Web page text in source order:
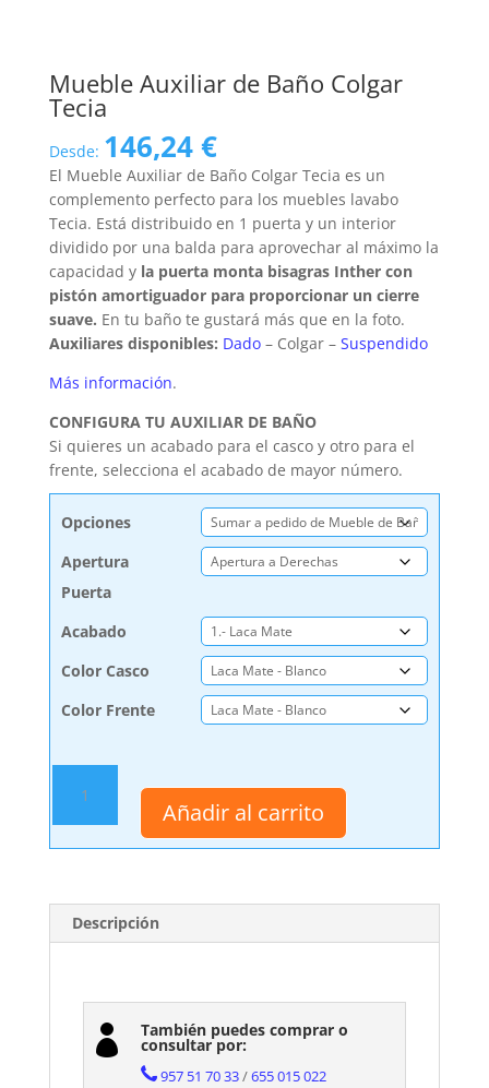
Mueble Auxiliar de Baño Colgar
Tecia
Desde: 146,24€
El Mueble Auxiliar de Baño Colgar Tecia es un
complemento perfecto para los muebles lavabo
Tecia. Está distribuido en 1 puerta y un interior
dividido por una balda para aprovechar al máximo la
capacidad y la puerta monta bisagras Inther con
pistón amortiguador para proporcionar un cierre
suave. En tu baño te gustará más que en la foto.
Auxiliares disponibles: Dado– Colgar – Suspendido
Más información.
CONFIGURA TU AUXILIAR DE BAÑO
Si quieres un acabado para el casco y otro para el
frente, selecciona el acabado de mayor número.
Opciones
Apertura
Puerta
Acabado
Color Casco
Color Frente
Auxiliar
de
Baño
cantidad
Añadir al carrito
Descripción
 También puedes comprar o
consultar por:
957 51 70 33/655 015 022